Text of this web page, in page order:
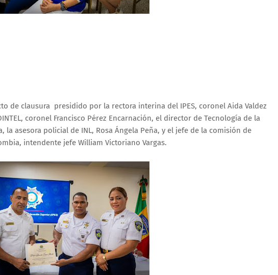
de clausura presidido por la rectora interina del IPES, coronel Aida Valdez
coronel Francisco Pérez Encarnación, el director de Tecnología de la
asesora policial de INL, Rosa Ángela Peña, y el jefe de la comisión de
intendente jefe William Victoriano Vargas.